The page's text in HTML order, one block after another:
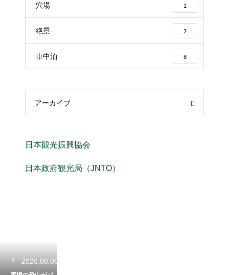
穴場 1
絶景 2
車中泊 8
アーカイブ
日本観光振興協会
日本政府観光局（JNTO）
2026.08.06